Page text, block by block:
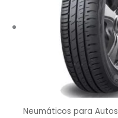
Neumáticos para Autos